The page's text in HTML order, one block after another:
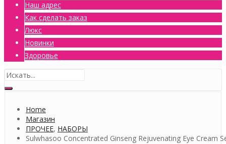
Наш адрес
Как сделать заказ
Люкс
Новинки
Здоровье
Home
Магазин
ПРОЧЕЕ, НАБОРЫ
Sulwhasoo Concentrated Ginseng Rejuvenating Eye Cream